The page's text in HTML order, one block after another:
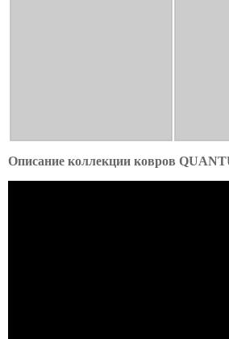
Описание коллекции ковров